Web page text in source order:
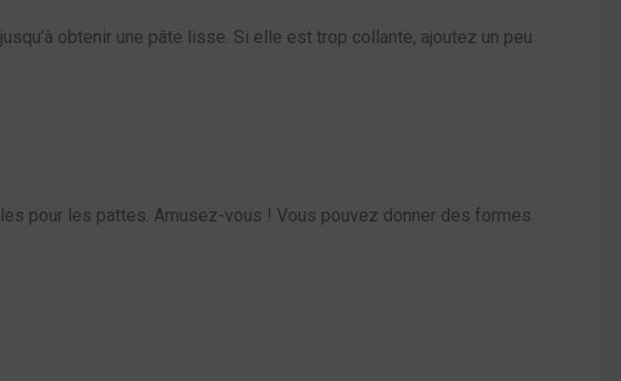
obtenir une pâte lisse. Si elle est trop collante, ajoutez un peu
pour les pattes. Amusez-vous ! Vous pouvez donner des formes